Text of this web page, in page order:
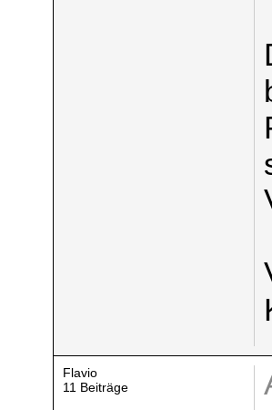
Flavio
11 Beiträge